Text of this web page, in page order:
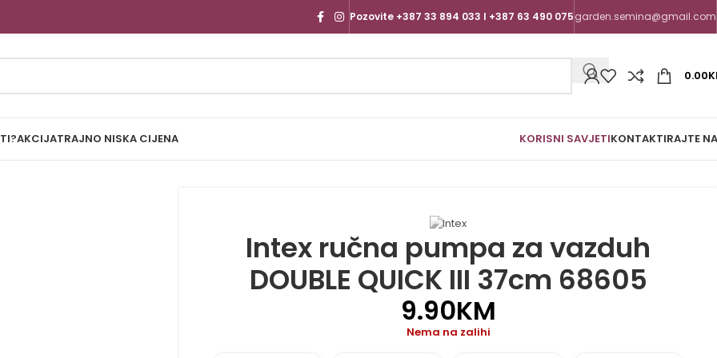
Pozovite +387 33 894 033 I +387 63 490 075garden.semina@gmail.com
0.00
AKCIJATRAJNO NISKA CIJENA KORISNI SAVJETIKONTAKTIRAJTE
Intex ručna pumpa za vazduh
DOUBLE QUICK III 37cm 68605
9.90KM
Nema na zalihi